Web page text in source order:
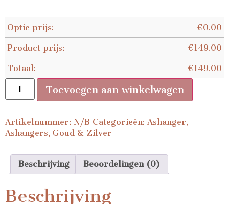
Optie prijs: €0.00
Product prijs: €149.00
Totaal: €149.00
Toevoegen aan winkelwagen
Artikelnummer: N/B Categorieën: Ashanger,
Ashangers, Goud & Zilver
Beschrijving Beoordelingen (0)
Beschrijving